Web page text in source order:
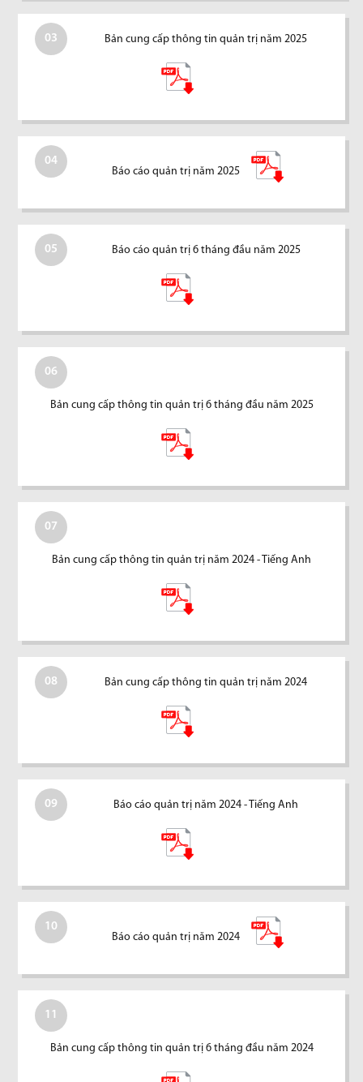
03 Bản cung cấp thông tin quản trị năm 2025
04
Báo cáo quản trị năm 2025
05 Báo cáo quản trị 6 tháng đầu năm 2025
06
Bản cung cấp thông tin quản trị 6 tháng đầu năm 2025
07
Bản cung cấp thông tin quản trị năm 2024 - Tiếng Anh
08 Bản cung cấp thông tin quản trị năm 2024
09 Báo cáo quản trị năm 2024 - Tiếng Anh
10
Báo cáo quản trị năm 2024
11
Bản cung cấp thông tin quản trị 6 tháng đầu năm 2024